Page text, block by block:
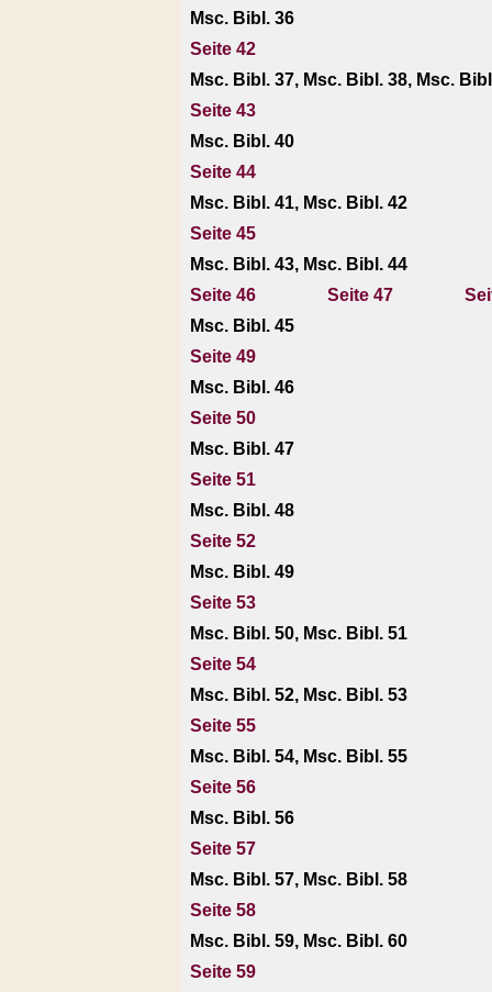
Msc. Bibl. 36
Seite 42
Msc. Bibl. 37, Msc. Bibl. 38, Msc.
Seite 43
Msc. Bibl. 40
Seite 44
Msc. Bibl. 41, Msc. Bibl. 42
Seite 45
Msc. Bibl. 43, Msc. Bibl. 44
Seite 46
Seite 47
Msc. Bibl. 45
Seite 49
Msc. Bibl. 46
Seite 50
Msc. Bibl. 47
Seite 51
Msc. Bibl. 48
Seite 52
Msc. Bibl. 49
Seite 53
Msc. Bibl. 50, Msc. Bibl. 51
Seite 54
Msc. Bibl. 52, Msc. Bibl. 53
Seite 55
Msc. Bibl. 54, Msc. Bibl. 55
Seite 56
Msc. Bibl. 56
Seite 57
Msc. Bibl. 57, Msc. Bibl. 58
Seite 58
Msc. Bibl. 59, Msc. Bibl. 60
Seite 59